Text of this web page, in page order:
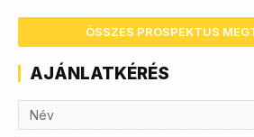
ÖSSZES PROSPEKTUS
AJÁNLATKÉRÉS